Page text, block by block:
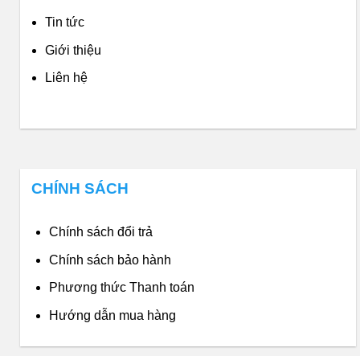
Tin tức
Giới thiệu
Liên hệ
CHÍNH SÁCH
Chính sách đổi trả
Chính sách bảo hành
Phương thức Thanh toán
Hướng dẫn mua hàng